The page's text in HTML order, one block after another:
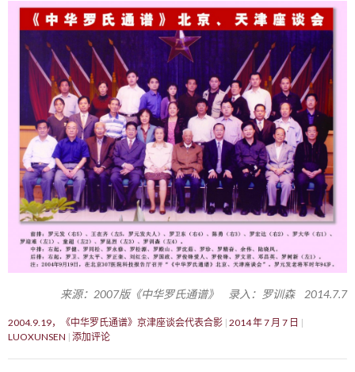
来源：2007版《中华罗氏通谱》 录入：罗训森 2014.7.7
2004.9.19，《中华罗氏通谱》京津座谈会代表合影 2014 年 7 月 7 日
LUOXUNSEN 添加评论